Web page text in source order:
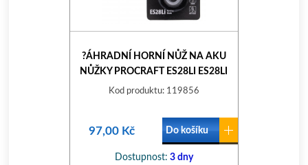
?ÁHRADNÍ HORNÍ NŮŽ NA AKU
NŮŽKY PROCRAFT ES28LI ES28LI
MOVING BLADE
Kod produktu: 119856
97,00 Kč Do košíku
Dostupnost: 3 dny